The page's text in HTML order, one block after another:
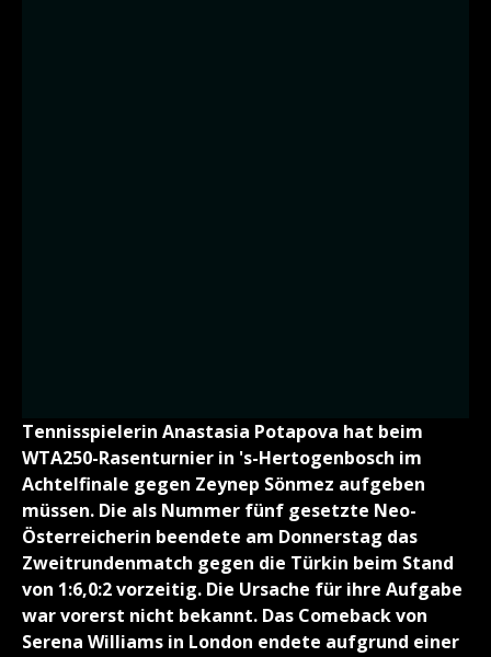
Tennisspielerin Anastasia Potapova hat beim
WTA250-Rasenturnier in 's-Hertogenbosch im
Achtelfinale gegen Zeynep Sönmez aufgeben
müssen. Die als Nummer fünf gesetzte Neo-
Österreicherin beendete am Donnerstag das
Zweitrundenmatch gegen die Türkin beim Stand
von 1:6,0:2 vorzeitig. Die Ursache für ihre Aufgabe
war vorerst nicht bekannt. Das Comeback von
Serena Williams in London endete aufgrund einer